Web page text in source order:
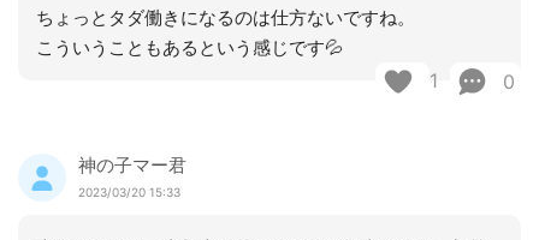
ちょっとタダ働きになるのは仕方ないですね。
こういうこともあるという感じです💦
1 0
神の子マー君
2023/03/20 15:33